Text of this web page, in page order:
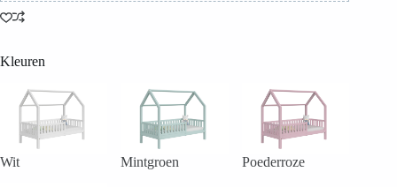
Kleuren
Wit Mintgroen Poederroze